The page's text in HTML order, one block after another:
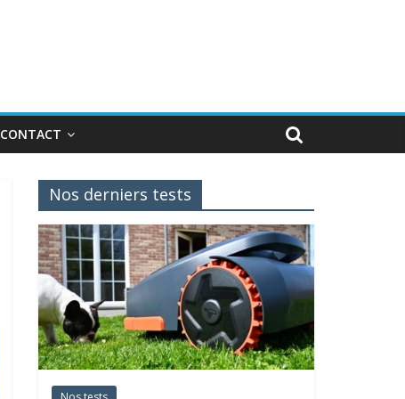
CONTACT
Nos derniers tests